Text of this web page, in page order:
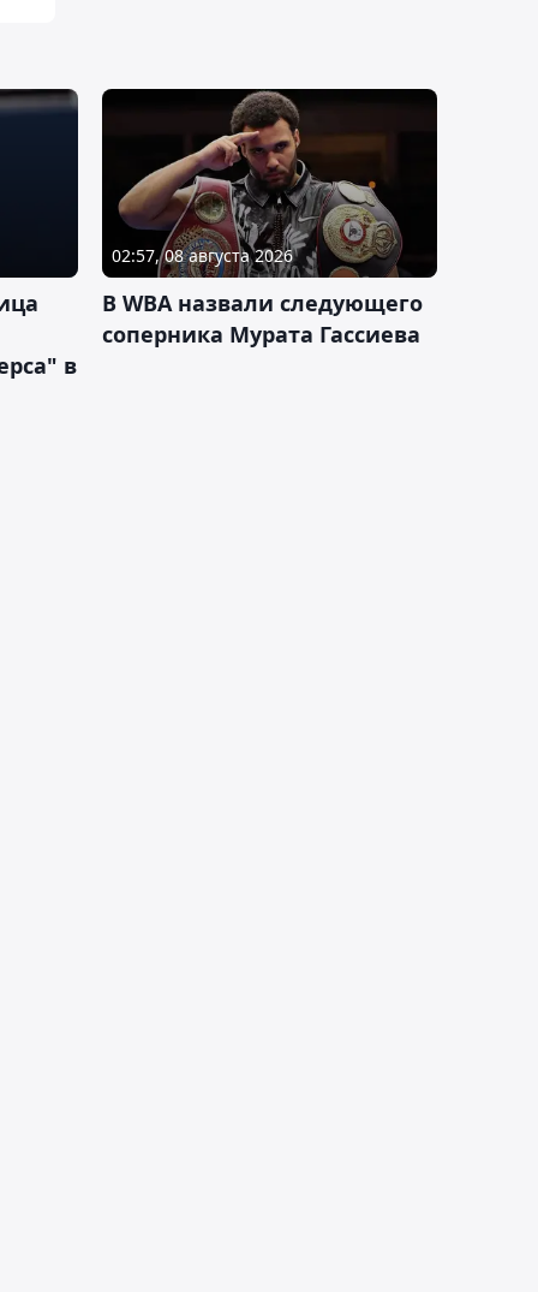
в
02:57, 08 августа 2026
В WBA назвали следующего
соперника Мурата Гассиева